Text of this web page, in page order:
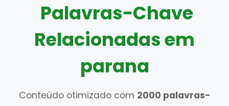
Palavras-Chave
Relacionadas em
parana
Conteúdo otimizado com 2000 palavras-